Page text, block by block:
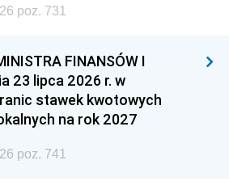
poz. 731
FINANSÓW I
23 lipca 2026 r. w
stawek kwotowych
na rok 2027
poz. 741